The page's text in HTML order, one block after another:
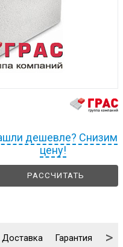
дешевле? Снизим
цену!
РАССЧИТАТЬ
Доставка Гарантия >